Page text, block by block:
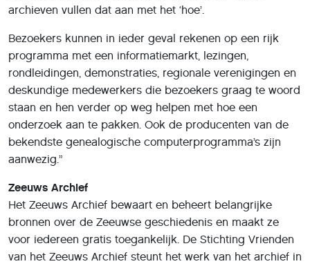
archieven vullen dat aan met het ‘hoe’.
Bezoekers kunnen in ieder geval rekenen op een rijk
programma met een informatiemarkt, lezingen,
rondleidingen, demonstraties, regionale verenigingen en
deskundige medewerkers die bezoekers graag te woord
staan en hen verder op weg helpen met hoe een
onderzoek aan te pakken. Ook de producenten van de
bekendste genealogische computerprogramma’s zijn
aanwezig.”
Zeeuws Archief
Het Zeeuws Archief bewaart en beheert belangrijke
bronnen over de Zeeuwse geschiedenis en maakt ze
voor iedereen gratis toegankelijk. De Stichting Vrienden
van het Zeeuws Archief steunt het werk van het archief in